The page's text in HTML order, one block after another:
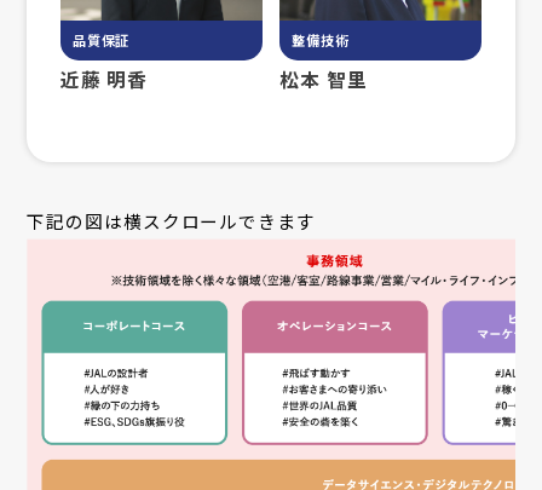
品質保証
近藤 明香
整備技術
松本 智里
下記の図は横スクロールできます